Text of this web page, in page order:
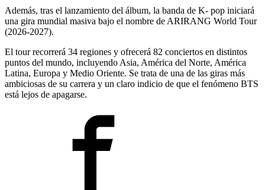
Además, tras el lanzamiento del álbum, la banda de K- pop iniciará
una gira mundial masiva bajo el nombre de ARIRANG World Tour
(2026-2027).
El tour recorrerá 34 regiones y ofrecerá 82 conciertos en distintos
puntos del mundo, incluyendo Asia, América del Norte, América
Latina, Europa y Medio Oriente. Se trata de una de las giras más
ambiciosas de su carrera y un claro indicio de que el fenómeno BTS
está lejos de apagarse.